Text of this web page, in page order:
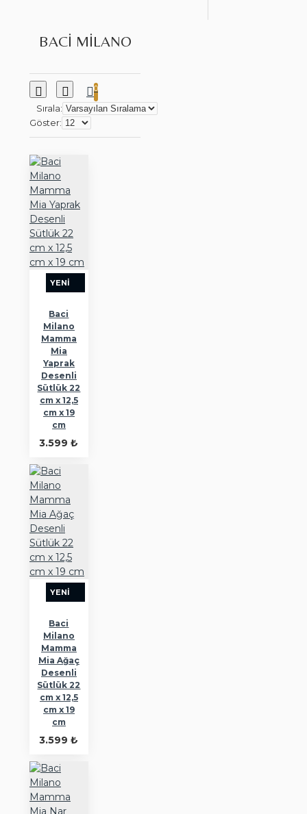
BACI MILANO
0
Sırala:
Göster:
YENI
Baci
Milano
Mamma
Mia
Yaprak
Desenli
Sütlük 22
cm x 12,5
cm x 19
cm
3.599 ₺
YENI
Baci
Milano
Mamma
Mia Ağaç
Desenli
Sütlük 22
cm x 12,5
cm x 19
cm
3.599 ₺